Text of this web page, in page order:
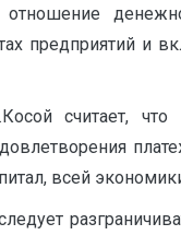
отношение
предприятий и
считает,
всей